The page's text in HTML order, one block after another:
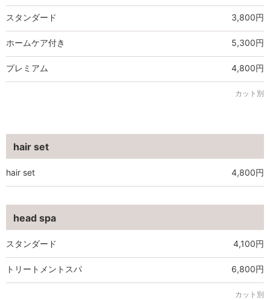
スタンダード 3,800円
ホームケア付き 5,300円
プレミアム 4,800円
カット別
hair set
hair set 4,800円
head spa
スタンダード 4,100円
トリートメントスパ 6,800円
カット別